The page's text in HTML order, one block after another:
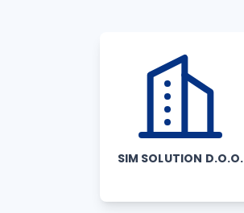
SIM SOLUTION D.O.O.